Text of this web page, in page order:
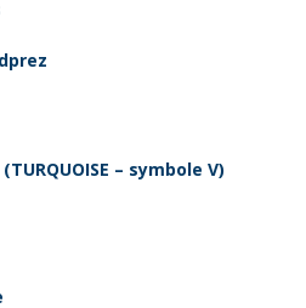
– symbole V)